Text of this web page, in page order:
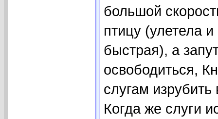
большой
птицу (улетела
быстрая), а
освободиться,
слугам
Когда же слуги